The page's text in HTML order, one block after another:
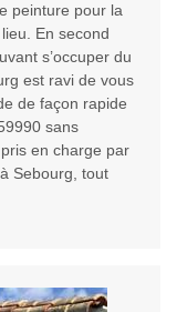
peinture pour la
En second
s’occuper du
est ravi de vous
de façon rapide
sans
en charge par
Sebourg, tout